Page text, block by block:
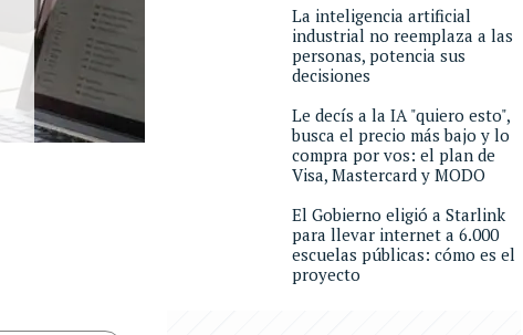
La inteligencia artificial
industrial no reemplaza a las
personas, potencia sus
decisiones
Le decís a la IA "quiero esto",
busca el precio más bajo y lo
compra por vos: el plan de
Visa, Mastercard y MODO
El Gobierno eligió a Starlink
para llevar internet a 6.000
escuelas públicas: cómo es el
proyecto